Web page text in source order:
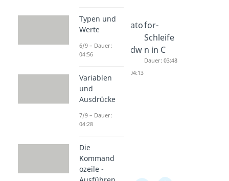
if, else
switch-
Operato
Grundw
Dauer: 04:13
for-
Schleife
n in C
Dauer: 03:48
Typen und
Werte
6/9 – Dauer:
04:56
Variablen
und
Ausdrücke
7/9 – Dauer:
04:28
Die
Kommand
ozeile -